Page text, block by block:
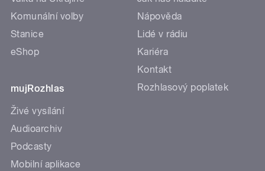
Komunální volby
Stanice
eShop
mujRozhlas
Živé vysílání
Audioarchiv
Podcasty
Mobilní aplikace
Nápověda
Lidé v rádiu
Kariéra
Kontakt
Rozhlasový poplatek